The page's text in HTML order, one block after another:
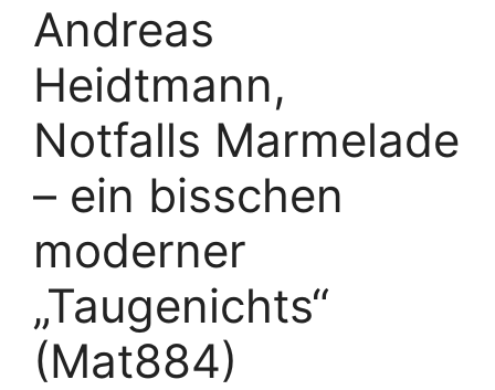
Andreas
Heidtmann,
Notfalls Marmelade
– ein bisschen
moderner
„Taugenichts“
(Mat884)